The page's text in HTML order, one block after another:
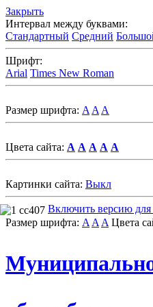
Закрыть
Интервал между буквами:
Стандартный Средний
Шрифт:
Arial Times New Roman
Размер шрифта: A A A
Цвета сайта: A A A A A
Картинки сайта: Выкл
Включить версию
Размер шрифта: A A A Цвета